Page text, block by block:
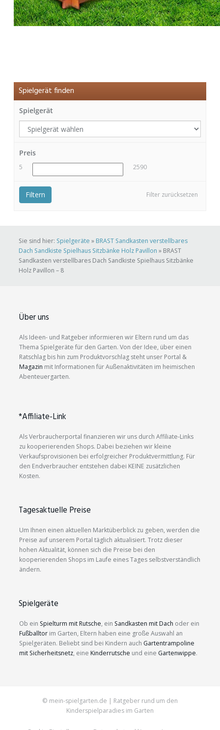
Spielgerät finden
Spielgerät
Preis
5 2590
Filter zurücksetzen
Filtern
Sie sind hier: Spielgeräte » BRAST Sandkasten verstellbares
Dach Sandkiste Spielhaus Sitzbänke Holz Pavillon » BRAST
Sandkasten verstellbares Dach Sandkiste Spielhaus Sitzbänke
Holz Pavillon – 8
Über uns
Als Ideen- und Ratgeber informieren wir Eltern rund um das
Thema Spielgeräte für den Garten. Von der Idee, über einen
Ratschlag bis hin zum Produktvorschlag steht unser Portal &
Magazin mit Informationen für Außenaktivitäten im heimischen
Abenteuergarten.
*Affiliate-Link
Als Verbraucherportal finanzieren wir uns durch Affiliate-Links
zu kooperierenden Shops. Dabei beziehen wir kleine
Verkaufsprovisionen bei erfolgreicher Produktvermittlung. Für
den Endverbraucher entstehen dabei KEINE zusätzlichen
Kosten.
Tagesaktuelle Preise
Um Ihnen einen aktuellen Marktüberblick zu geben, werden die
Preise auf unserem Portal täglich aktualisiert. Trotz dieser
hohen Aktualität, können sich die Preise bei den
kooperierenden Shops im Laufe eines Tages selbstverständlich
ändern.
Spielgeräte
Ob ein Spielturm mit Rutsche, ein Sandkasten mit Dach oder ein
Fußballtor im Garten, Eltern haben eine große Auswahl an
Spielgeräten. Beliebt sind bei Kindern auch Gartentrampoline
mit Sicherheitsnetz, eine Kinderrutsche und eine Gartenwippe.
© mein-spielgarten.de | Ratgeber rund um den
Kinderspielparadies im Garten